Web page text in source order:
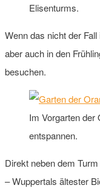
Elisenturms.
Wenn das nicht der
aber auch in den
besuchen.
Im Vorgarten der
entspannen.
Direkt neben dem
– Wuppertals ältester